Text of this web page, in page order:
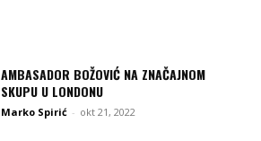
AMBASADOR BOŽOVIĆ NA ZNAČAJNOM
SKUPU U LONDONU
Marko Spirić - okt 21, 2022